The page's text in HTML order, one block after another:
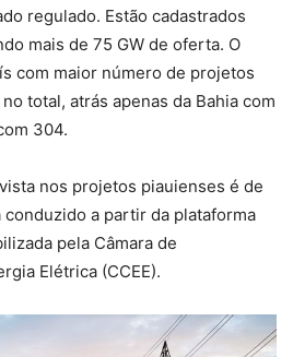
regulado. Estão cadastrados
mais de 75 GW de oferta. O
com maior número de projetos
total, atrás apenas da Bahia com
304.
nos projetos piauienses é de
conduzido a partir da plataforma
pela Câmara de
Elétrica (CCEE).